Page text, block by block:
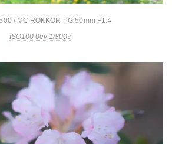
/ MC ROKKOR-PG 50mm F1.4
ISO100 0ev 1/800s